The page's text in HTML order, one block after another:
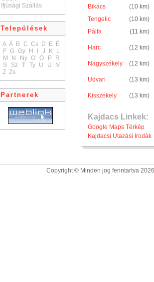
Ifjúsági Szállás
Települések
A Á B C Cs D E É
F G Gy H J K
L
M
N Ny O Ö P
R
S
Sz T Ty U Ü
V
Z Zs
Partnerek
Bikács
(10 km)
Tengelic
(10 km)
Pálfa
(11 km)
Harc (12 km)
Nagyszékely (12 km)
Udvari (13 km)
Kisszékely (13 km)
Kajdacs Linkek:
Google Maps Térkép
Kajdacsi Utazási Irodák
Copyright © Minden jog fenntartva